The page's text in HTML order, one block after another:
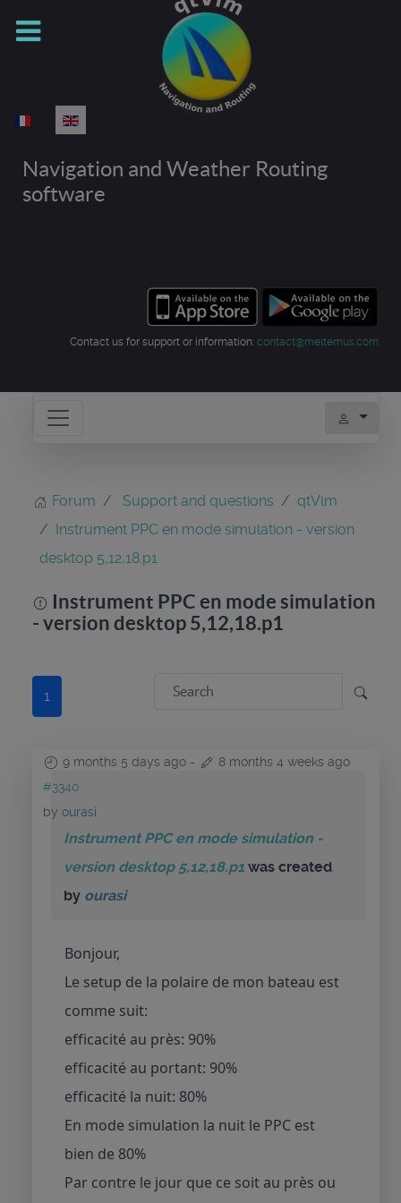
Select your language
Navigation and Weather Routing
software
Contact us for support or information: contact@meltemus.com
Forum Support and questions
qtVlm
Instrument PPC en mode simulation - version
desktop 5,12,18.p1
Instrument PPC en mode simulation
- version desktop 5,12,18.p1
1
9 months 5 days ago -
8 months 4 weeks ago
#3340
by ourasi
Instrument PPC en mode simulation -
version desktop 5,12,18.p1 was created
by ourasi
Bonjour,
Le setup de la polaire de mon bateau est
comme suit:
efficacité au près: 90%
efficacité au portant: 90%
efficacité la nuit: 80%
En mode simulation la nuit le PPC est
bien de 80%
Par contre le jour que ce soit au près ou